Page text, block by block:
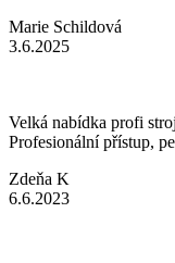
Marie Schildová
3.6.2025
Velká nabídka profi
Profesionální přístup,
Zdeňa K
6.6.2023